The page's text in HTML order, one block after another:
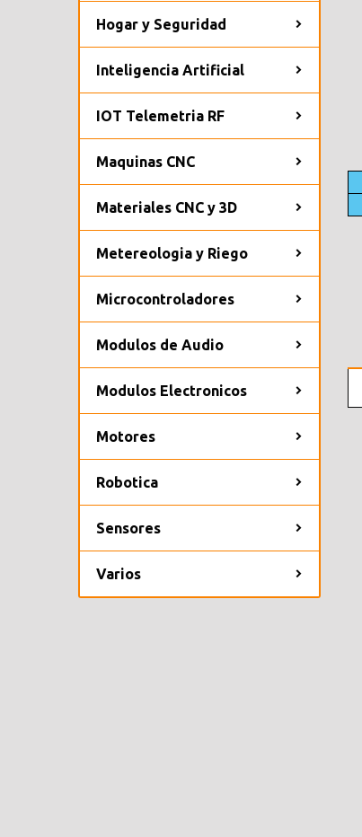
Hogar y Seguridad
Inteligencia Artificial
IOT Telemetria RF
Maquinas CNC
Materiales CNC y 3D
Metereologia y Riego
Microcontroladores
Modulos de Audio
Modulos Electronicos
Motores
Robotica
Sensores
Varios